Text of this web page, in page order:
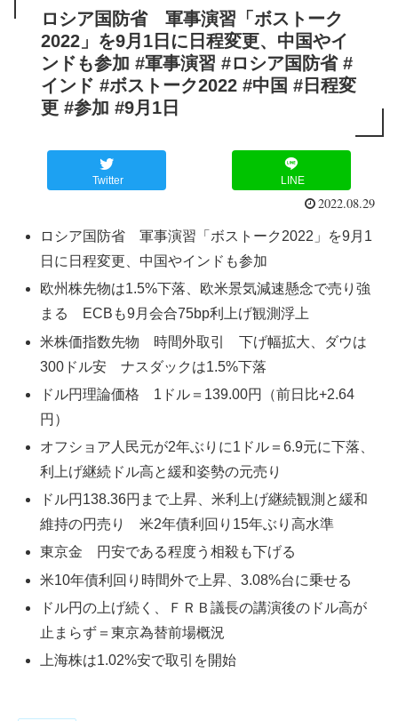
ロシア国防省 軍事演習「ボストーク
2022」を9月1日に日程変更、中国やイ
ンドも参加 #軍事演習 #ロシア国防省 #
インド #ボストーク2022 #中国 #日程変
更 #参加 #9月1日
Twitter LINE
2022.08.29
ロシア国防省 軍事演習「ボストーク2022」を9月1
日に日程変更、中国やインドも参加
欧州株先物は1.5%下落、欧米景気減速懸念で売り強
まる ECBも9月会合75bp利上げ観測浮上
米株価指数先物 時間外取引 下げ幅拡大、ダウは
300ドル安 ナスダックは1.5%下落
ドル円理論価格 1ドル＝139.00円（前日比+2.64
円）
オフショア人民元が2年ぶりに1ドル＝6.9元に下落、
利上げ継続ドル高と緩和姿勢の元売り
ドル円138.36円まで上昇、米利上げ継続観測と緩和
維持の円売り 米2年債利回り15年ぶり高水準
東京金 円安である程度う相殺も下げる
米10年債利回り時間外で上昇、3.08%台に乗せる
ドル円の上げ続く、ＦＲＢ議長の講演後のドル高が
止まらず＝東京為替前場概況
上海株は1.02%安で取引を開始